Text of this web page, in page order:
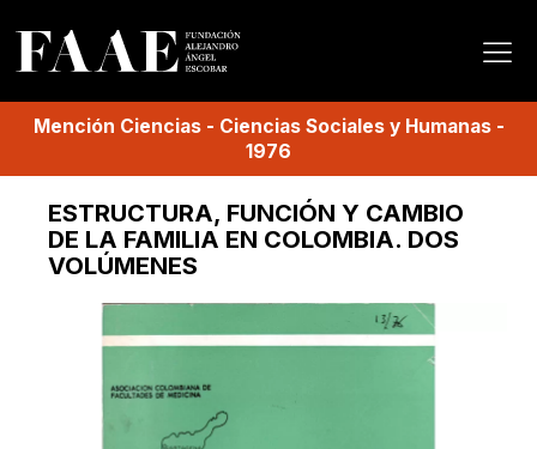
Mención Ciencias- Ciencias Sociales y Humanas-
1976
ESTRUCTURA, FUNCIÓN Y CAMBIO
DE LA FAMILIA EN COLOMBIA. DOS
VOLÚMENES